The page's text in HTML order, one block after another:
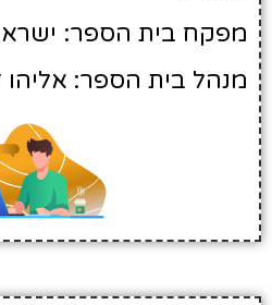
מפקח בית הספר:
מנהל בית הספר: אליהו